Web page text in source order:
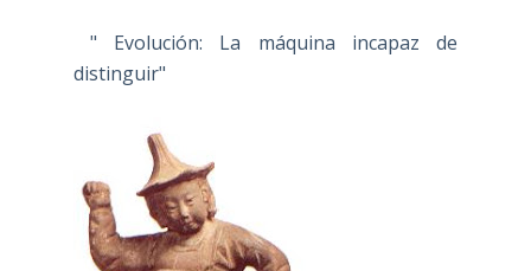
" Evolución: La máquina incapaz de
distinguir"